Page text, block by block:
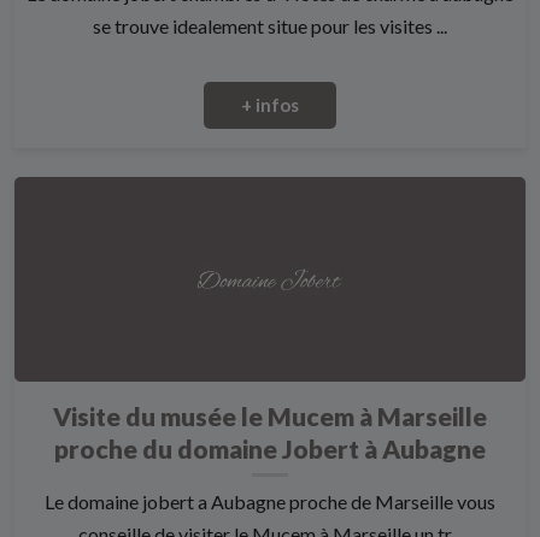
se trouve idealement situe pour les visites ...
+ infos
Visite du musée le Mucem à Marseille
proche du domaine Jobert à Aubagne
Le domaine jobert a Aubagne proche de Marseille vous